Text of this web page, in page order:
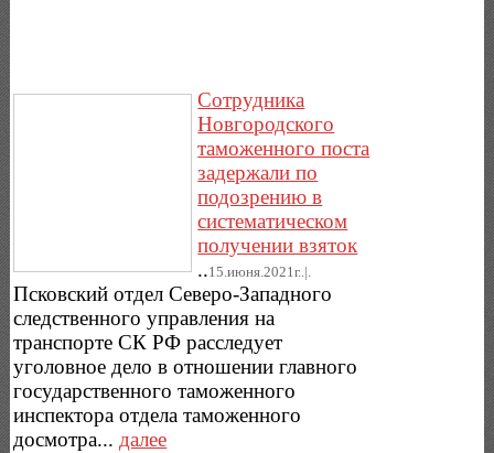
Сотрудника
Новгородского
таможенного поста
задержали по
подозрению в
систематическом
получении взяток
..15.июня.2021г..|.
Псковский отдел Северо-Западного
следственного управления на
транспорте СК РФ расследует
уголовное дело в отношении главного
государственного таможенного
инспектора отдела таможенного
досмотра...далее